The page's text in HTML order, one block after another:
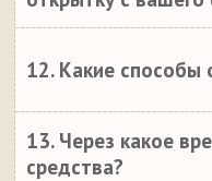
12. Какие способы
13. Через какое
средства?